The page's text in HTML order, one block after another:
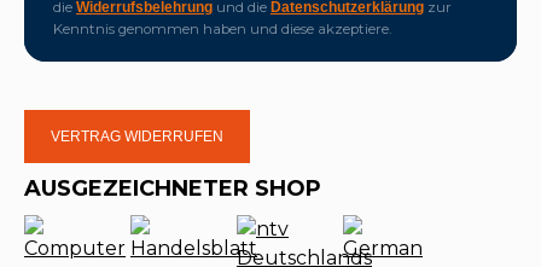
die Widerrufsbelehrung und die Datenschutzerklärung zur
Kenntnis genommen haben und diese akzeptiere.
VERTRAG WIDERRUFEN
AUSGEZEICHNETER SHOP